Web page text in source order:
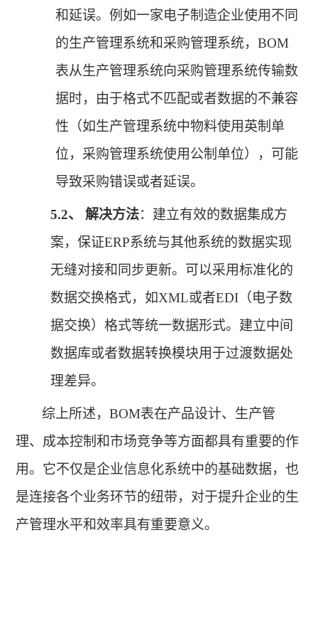
和延误。例如一家电子制造企业使用不同
的生产管理系统和采购管理系统，BOM
表从生产管理系统向采购管理系统传输数
据时，由于格式不匹配或者数据的不兼容
性（如生产管理系统中物料使用英制单
位，采购管理系统使用公制单位），可能
导致采购错误或者延误。
5.2、解决方法：建立有效的数据集成方
案，保证ERP系统与其他系统的数据实现
无缝对接和同步更新。可以采用标准化的
数据交换格式，如XML或者EDI（电子数
据交换）格式等统一数据形式。建立中间
数据库或者数据转换模块用于过渡数据处
理差异。
综上所述，BOM表在产品设计、生产管
理、成本控制和市场竞争等方面都具有重要的作
用。它不仅是企业信息化系统中的基础数据，也
是连接各个业务环节的纽带，对于提升企业的生
产管理水平和效率具有重要意义。